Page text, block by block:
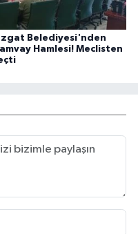
Belediyesi'nden
Hamlesi! Meclisten